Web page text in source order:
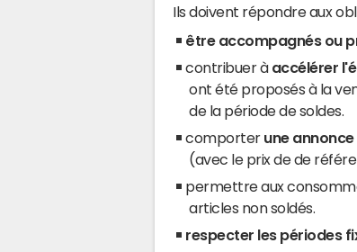
Ils doivent répondre aux
être accompagnés ou
contribuer à accélérer
ont été proposés à la
de la période de soldes.
comporter une
(avec le prix de de
permettre aux
articles non soldés.
respecter les périodes